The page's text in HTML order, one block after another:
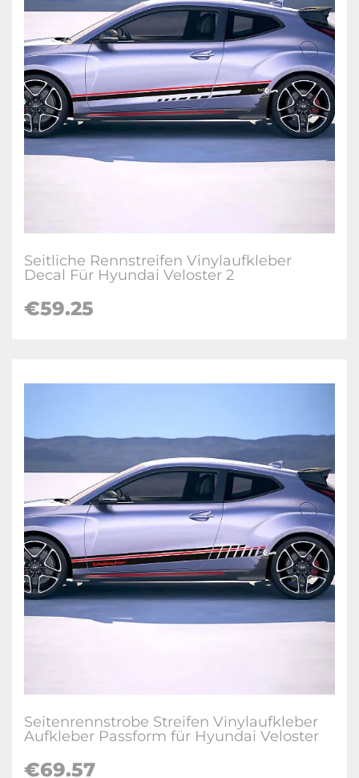
Seitliche Rennstreifen Vinylaufkleber
Decal Für Hyundai Veloster 2
€59.25
Seitenrennstrobe Streifen Vinylaufkleber
Aufkleber Passform für Hyundai Veloster
€69.57